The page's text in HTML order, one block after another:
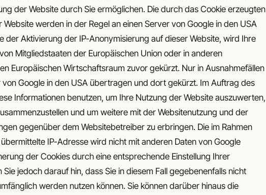
der Website durch Sie ermöglichen. Die durch das Cookie erzeugten
werden in der Regel an einen Server von Google in den USA
Aktivierung der IP-Anonymisierung auf dieser Website, wird Ihre
Mitgliedstaaten der Europäischen Union oder in anderen
Europäischen Wirtschaftsraum zuvor gekürzt. Nur in Ausnahmefällen
Google in den USA übertragen und dort gekürzt. Im Auftrag des
Informationen benutzen, um Ihre Nutzung der Website auszuwerten,
und um weitere mit der Websitenutzung und der
gegenüber dem Websitebetreiber zu erbringen. Die im Rahmen
IP-Adresse wird nicht mit anderen Daten von Google
der Cookies durch eine entsprechende Einstellung Ihrer
jedoch darauf hin, dass Sie in diesem Fall gegebenenfalls nicht
werden nutzen können. Sie können darüber hinaus die